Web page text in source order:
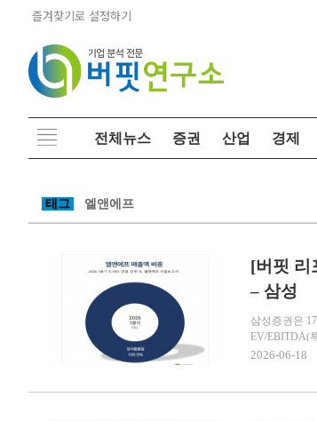
즐겨찾기로 설정하기
전체뉴스 증권 산업 경제
태그 엘앤에프
[버핏 리
– 삼성
삼성증권은
EV/EBITDA(
2026-06-18